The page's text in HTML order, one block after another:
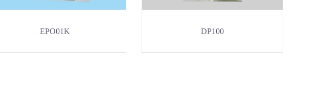
EPO01K DP100